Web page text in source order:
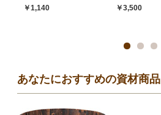
￥1,140
￥3,500
あなたにおすすめの資材商品